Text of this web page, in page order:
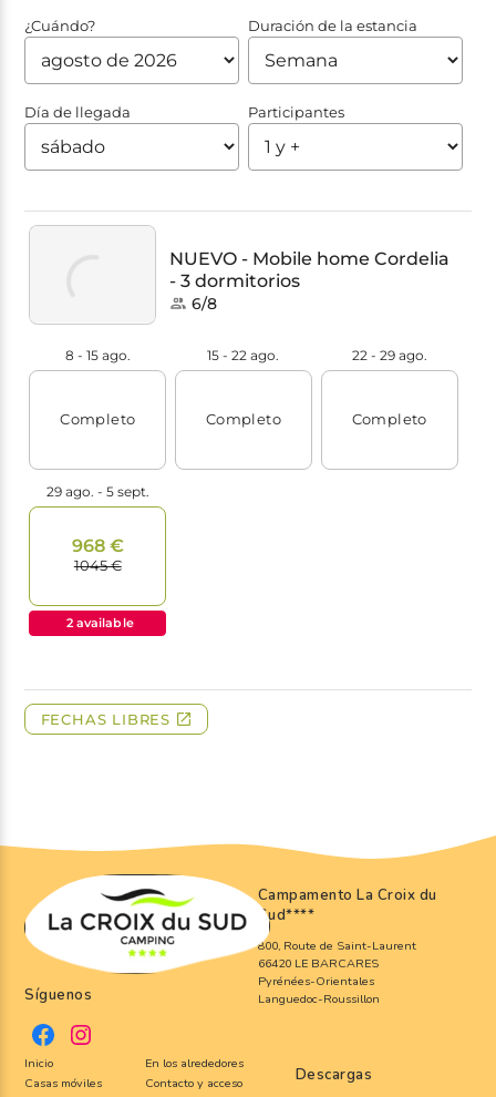
Síguenos
Campamento La Croix du
Sud****
800, Route de Saint-Laurent
66420 LE BARCARES
Pyrénées-Orientales
Languedoc-Roussillon
Inicio
Casas móviles
En los alrededores
Contacto y acceso
Descargas